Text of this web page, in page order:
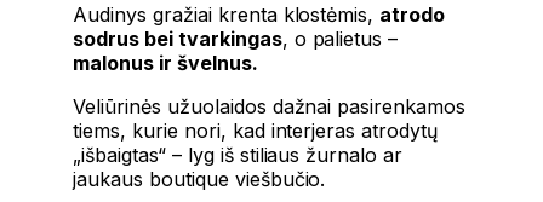
Audinys gražiai krenta klostėmis, atrodo
sodrus bei tvarkingas, o palietus –
malonus ir švelnus.
Veliūrinės užuolaidos dažnai pasirenkamos
tiems, kurie nori, kad interjeras atrodytų
„išbaigtas“ – lyg iš stiliaus žurnalo ar
jaukaus boutique viešbučio.